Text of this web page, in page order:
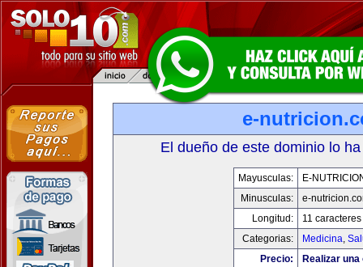
e-
El dueño de este dominio lo
Mayusculas:
E-
Minusculas:
e-
Longitud:
11 caracteres
Categorias:
Medicina,
Precio:
Realizar